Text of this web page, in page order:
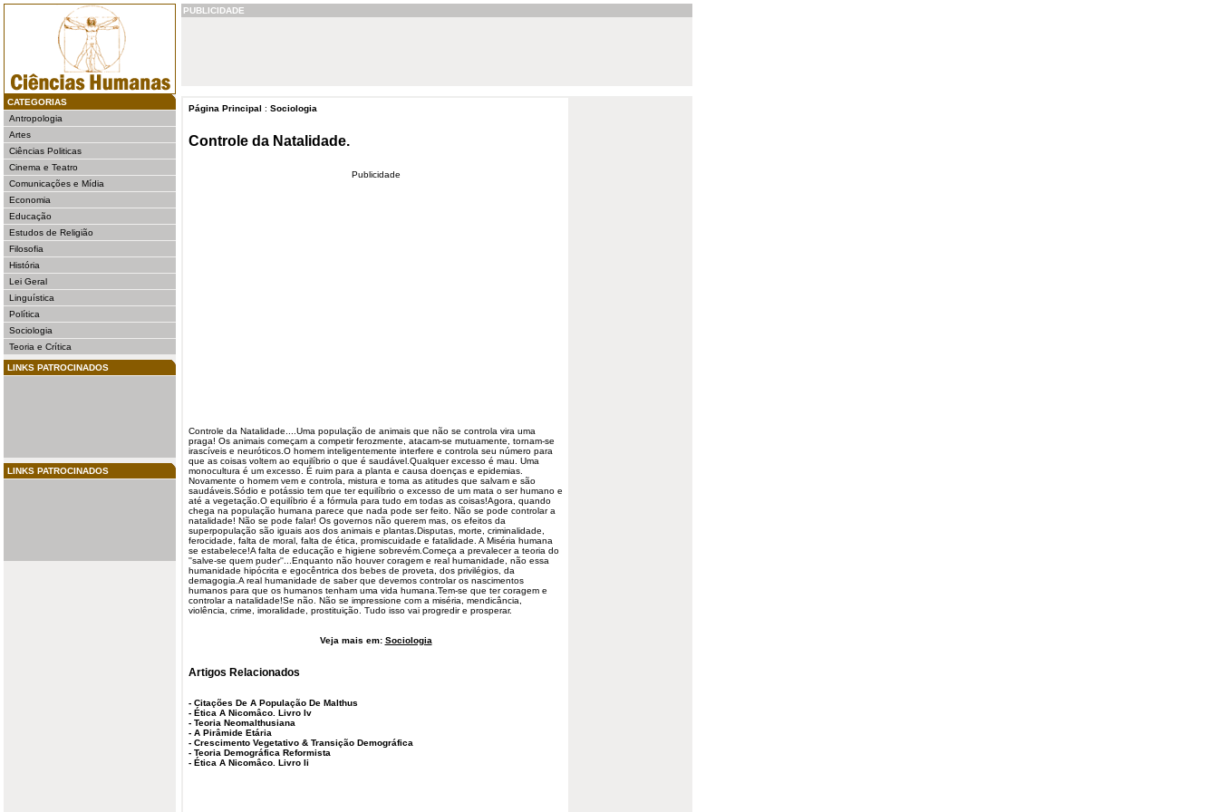
CATEGORIAS
Antropologia
Artes
Ciências Politicas
Cinema e Teatro
Comunicações e Mídia
Economia
Educação
Estudos de Religião
Filosofia
História
Lei Geral
Linguística
Política
Sociologia
Teoria e Crítica
LINKS PATROCINADOS
LINKS PATROCINADOS
PUBLICIDADE
Página Principal : Sociologia
Controle da Natalidade.
Publicidade
Controle da Natalidade ....Uma população de animais que não se controla vira uma
praga! Os animais começam a competir ferozmente, atacam-se mutuamente, tornam-se
irascíveis e neuróticos.O homem inteligentemente interfere e controla seu número para
que as coisas voltem ao equilíbrio o que é saudável.Qualquer excesso é mau. Uma
monocultura é um excesso. É ruim para a planta e causa doenças e epidemias.
Novamente o homem vem e controla, mistura e toma as atitudes que salvam e são
saudáveis.Sódio e potássio tem que ter equilíbrio o excesso de um mata o ser humano e
até a vegetação.O equilíbrio é a fórmula para tudo em todas as coisas!Agora, quando
chega na população humana parece que nada pode ser feito. Não se pode controlar a
natalidade! Não se pode falar! Os governos não querem mas, os efeitos da
superpopulação são iguais aos dos animais e plantas.Disputas, morte , criminalidade,
ferocidade, falta de moral, falta de ética, promiscuidade e fatalidade. A Miséria humana
se estabelece!A falta de educação e higiene sobrevém.Começa a prevalecer a teoria do
''salve-se quem puder''...Enquanto não houver coragem e real humanidade, não essa
humanidade hipócrita e egocêntrica dos bebes de proveta, dos privilégios, da
demagogia.A real humanidade de saber que devemos controlar os nascimentos
humanos para que os humanos tenham uma vida humana.Tem-se que ter coragem e
controlar a natalidade!Se não. Não se impressione com a miséria, mendicância,
violência, crime, imoralidade, prostituição. Tudo isso vai progredir e prosperar.
Veja mais em: Sociologia
Artigos Relacionados
- Citações De A População De Malthus
- Ética A Nicomâco. Livro Iv
- Teoria Neomalthusiana
- A Pirâmide Etária
- Crescimento Vegetativo & Transição Demográfica
- Teoria Demográfica Reformista
- Ética A Nicomâco. Livro Ii